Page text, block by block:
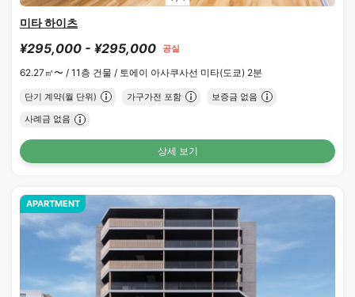
미타 하이츠
¥295,000 - ¥295,000 공실
62.27㎡〜 / 11층 건물 / 토에이 아사쿠사선 미타(도쿄) 2분
단기 계약(월 단위) 가구가전 포함 보증금 없음
사례금 없음
상세 보기
APARTMENT